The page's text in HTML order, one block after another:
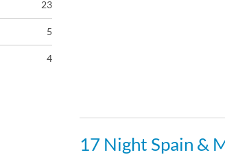
Kabine mit Meerblick für
23
5
4
17 Night Spain &